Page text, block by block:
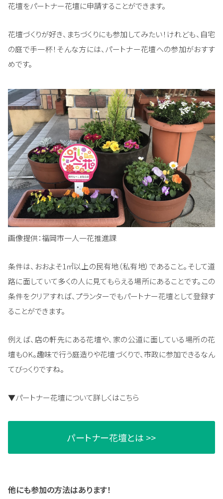
花壇をパートナー花壇に申請することができます。
花壇づくりが好き、まちづくりにも参加してみたい！けれども、自宅
の庭で手一杯！そんな方には、パートナー花壇への参加がおすす
めです。
画像提供：福岡市一人一花推進課
条件は、おおよそ1㎡以上の民有地（私有地）であること。そして道
路に面していて多くの人に見てもらえる場所にあることです。この
条件をクリアすれば、プランターでもパートナー花壇として登録す
ることができます。
例えば、店の軒先にある花壇や、家の公道に面している場所の花
壇もOK。趣味で行う庭造りや花壇づくりで、市政に参加できるなん
てびっくりですね。
▼パートナー花壇について詳しくはこちら
パートナー花壇とは >>
他にも参加の方法はあります！